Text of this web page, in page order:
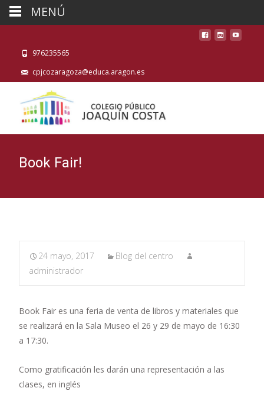
976235565
cpjcozaragoza@educa.aragon.es
Book Fair!
24 mayo, 2017
Blog del centro
administrador
Book Fair es una feria de venta de libros y materiales que
se realizará en la Sala Museo el 26 y 29 de mayo de 16:30
a 17:30.
Como gratificación les darán una representación a las
clases, en inglés
MENÚ